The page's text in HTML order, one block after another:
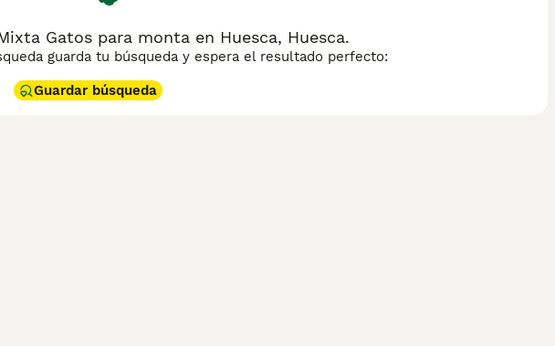
Gatos para monta en Huesca, Huesca.
guarda tu búsqueda y espera el resultado perfecto:
Guardar búsqueda